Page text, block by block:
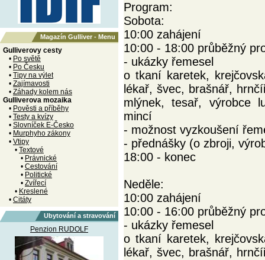
Magazín Gulliver - Menu
Gulliverovy cesty
• Po světě
• Po Česku
• Tipy na výlet
• Zajímavosti
• Záhady kolem nás
Gulliverova mozaika
• Pověsti a příběhy
• Testy a kvízy
• Slovníček E-Česko
• Murphyho zákony
• Vtipy
• Textové
• Právnické
• Cestování
• Politické
• Zvířecí
• Kreslené
• Citáty
Ubytování a stravování
Penzion RUDOLF
Program:
Sobota:
10:00 zahájení
10:00 - 18:00 průběžný
- ukázky řemesel
o tkaní karetek,
lékař, švec, brašnář,
mlýnek, tesař, výrobce
mincí
- možnost vyzkoušení
- přednášky (o zbroji,
18:00 - konec
Neděle:
10:00 zahájení
10:00 - 16:00 průběžný
- ukázky řemesel
o tkaní karetek,
lékař, švec, brašnář,